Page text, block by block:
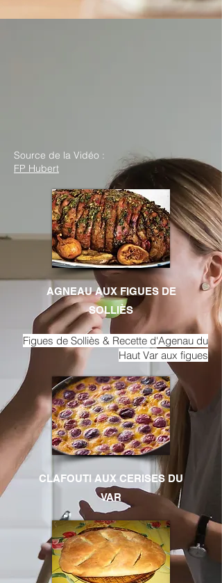
Source de la Vidéo :
FP Hubert
AGNEAU AUX FIGUES DE
SOLLIÈS
Figues de Solliès & Recette d'Agenau du
Haut Var aux figues
CLAFOUTI AUX CERISES DU
VAR